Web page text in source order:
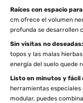
Raíces con espacio
cm ofrece el volumen
profunda se desarrollen
Sin visitas no deseadas:
topos y las malas
energía del suelo quede
Listo en minutos y fácil
herramientas especiales
modular, puedes